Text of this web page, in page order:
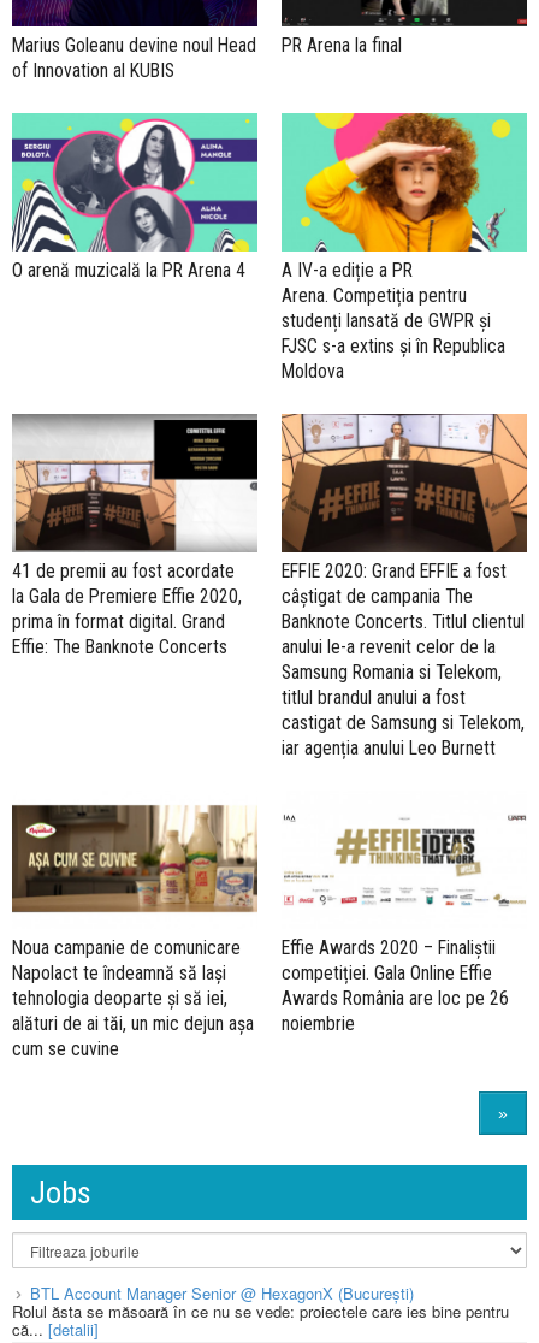
Marius Goleanu devine noul Head
of Innovation al KUBIS
PR Arena la final
O arenă muzicală la PR Arena 4
A IV-a ediție a PR
Arena. Competiția pentru
studenți lansată de GWPR și
FJSC s-a extins și în Republica
Moldova
41 de premii au fost acordate
la Gala de Premiere Effie 2020,
prima în format digital. Grand
Effie: The Banknote Concerts
EFFIE 2020: Grand EFFIE a fost
câştigat de campania The
Banknote Concerts. Titlul clientul
anului le-a revenit celor de la
Samsung Romania si Telekom,
titlul brandul anului a fost
castigat de Samsung si Telekom,
iar agenția anului Leo Burnett
Noua campanie de comunicare
Napolact te îndeamnă să lași
tehnologia deoparte și să iei,
alături de ai tăi, un mic dejun așa
cum se cuvine
Effie Awards 2020 – Finaliștii
competiției. Gala Online Effie
Awards România are loc pe 26
noiembrie
»
Jobs
BTL Account Manager Senior @ HexagonX (București)
Rolul ăsta se măsoară în ce nu se vede: proiectele care ies bine pentru
că... [detalii]